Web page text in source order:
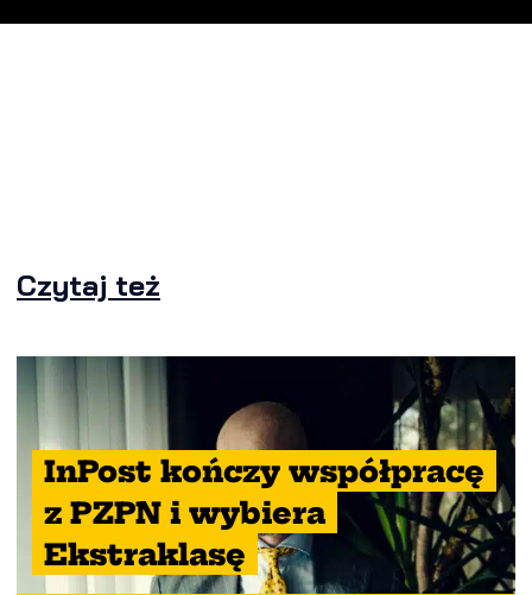
Czytaj też
InPost kończy współpracę
z PZPN i wybiera
Ekstraklasę